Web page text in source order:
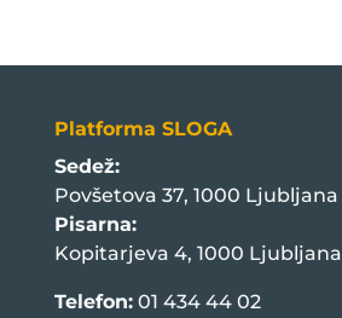
Platforma SLOGA
Sedež:
Povšetova 37, 1000 Ljubljana
Pisarna:
Kopitarjeva 4, 1000 Ljubljana
Telefon:01 434 44 02